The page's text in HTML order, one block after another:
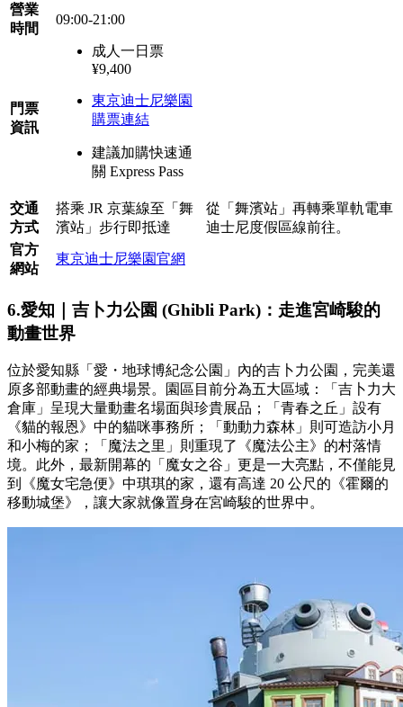
營業
時間
09:00-21:00
門票
資訊
成人一日票
¥9,400
東京迪士尼樂園
購票連結
建議加購快速通
關 Express Pass
交通
方式
搭乘 JR 京葉線至「舞
濱站」步行即抵達
從「舞濱站」再轉乘單軌電車
迪士尼度假區線前往。
官方
網站
東京迪士尼樂園官網
6.愛知｜吉卜力公園 (Ghibli Park)：走進宮崎駿的
動畫世界
位於愛知縣「愛・地球博紀念公園」內的吉卜力公園，完美還
原多部動畫的經典場景。園區目前分為五大區域：「吉卜力大
倉庫」呈現大量動畫名場面與珍貴展品；「青春之丘」設有
《貓的報恩》中的貓咪事務所；「動動力森林」則可造訪小月
和小梅的家；「魔法之里」則重現了《魔法公主》的村落情
境。此外，最新開幕的「魔女之谷」更是一大亮點，不僅能見
到《魔女宅急便》中琪琪的家，還有高達 20 公尺的《霍爾的
移動城堡》，讓大家就像置身在宮崎駿的世界中。